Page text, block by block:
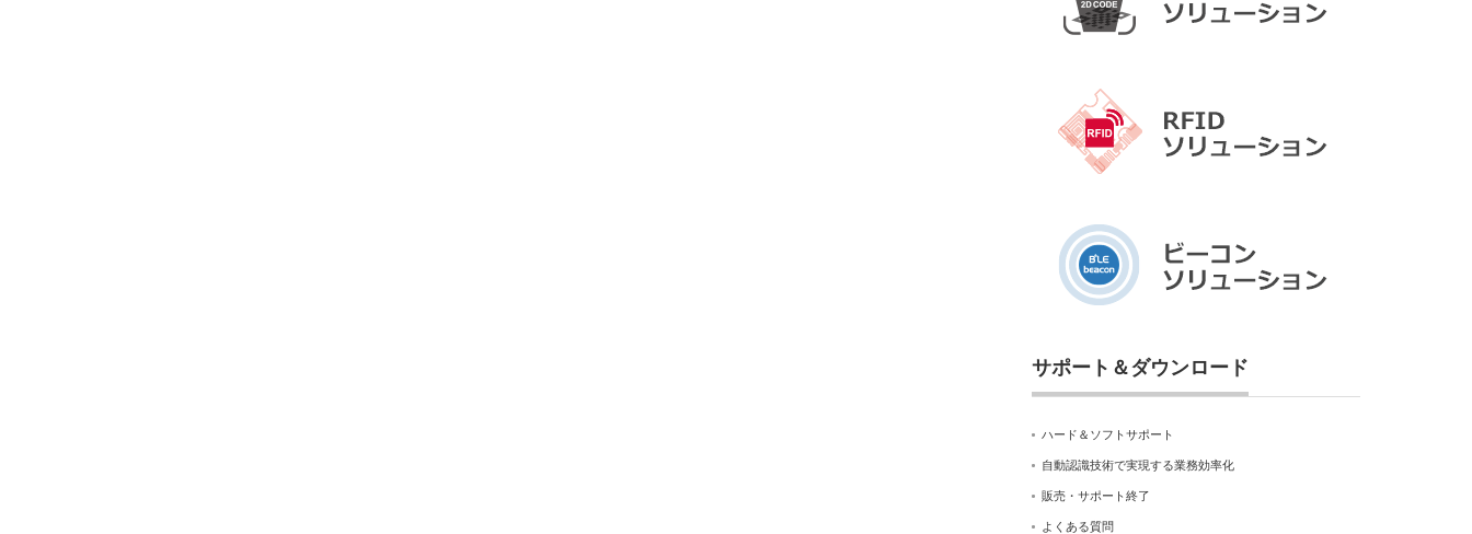
サポート＆ダウンロード
ハード＆ソフトサポート
自動認識技術で実現する業務効率化
販売・サポート終了
よくある質問